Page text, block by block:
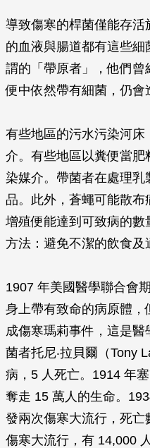
導致傷寒的桿菌僅能存
的血液與腸道都有這些
謂的「帶原者」，他們
便中依然帶有細菌，仍會
有些地區的污水污染河
介。有些地區以糞便當
染媒介。帶菌者在處理
品。此外，蒼蠅可能散
增殖便能達到可致病的
方法：避免不潔的飲食及
1907 年美國醫學聯合會
身上帶有致命的病原體
成傷寒瑪莉事件，這是
菌者托尼‧拉貝爾（Tony
病，5 人死亡。1914 年
奪走 15 萬人的生命。
發兩次傷寒大流行，死
傷寒大流行，有 14,000